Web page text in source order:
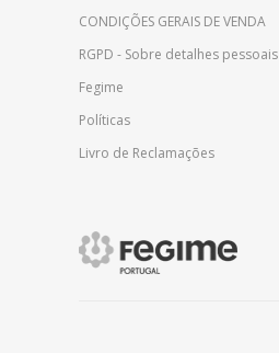
CONDIÇÕES GERAIS DE VENDA
RGPD - Sobre detalhes pessoais
Fegime
Políticas
Livro de Reclamações